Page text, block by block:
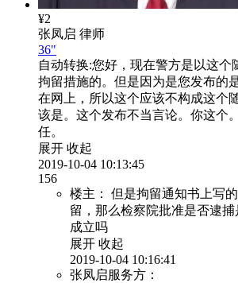
¥2
张凤启 律师
36"
自动转换:您好，现在警方是以这个
拘留措施的。但是因为是您发布的
在网上，所以这个应该不构成这个
该是。这个发布不当言论。你这个
任。
展开 收起
2019-10-04 10:13:45
156
楼主：
但是拘留通知书上写
留，那么检察院批准是否逮
成立吗
展开 收起
2019-10-04 10:16:41
张凤启服务方：